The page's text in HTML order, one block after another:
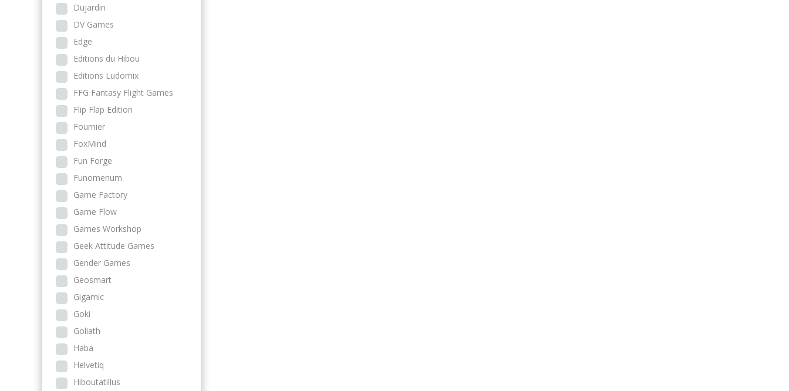
Dujardin
DV Games
Edge
Editions du Hibou
Editions Ludomix
FFG Fantasy Flight Games
Flip Flap Edition
Fournier
FoxMind
Fun Forge
Funomenum
Game Factory
Game Flow
Games Workshop
Geek Attitude Games
Gender Games
Geosmart
Gigamic
Goki
Goliath
Haba
Helvetiq
Hiboutatillus